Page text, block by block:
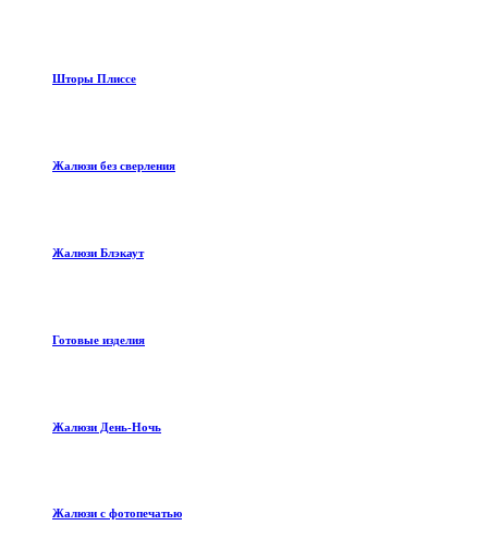
Шторы Плиссе
Жалюзи без сверления
Жалюзи Блэкаут
Готовые изделия
Жалюзи День-Ночь
Жалюзи с фотопечатью